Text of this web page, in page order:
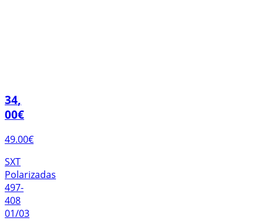
34,
00€
49.00€
SXT
Polarizadas
497-
408
01/03